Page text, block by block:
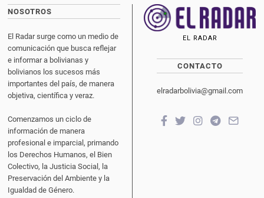
NOSOTROS
El Radar surge como un medio de
comunicación que busca reflejar
e informar a bolivianas y
bolivianos los sucesos más
importantes del país, de manera
objetiva, científica y veraz.
Comenzamos un ciclo de
información de manera
profesional e imparcial, primando
los Derechos Humanos, el Bien
Colectivo, la Justicia Social, la
Preservación del Ambiente y la
Igualdad de Género.
EL RADAR
CONTACTO
elradarbolivia@gmail.com